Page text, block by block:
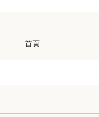
首頁